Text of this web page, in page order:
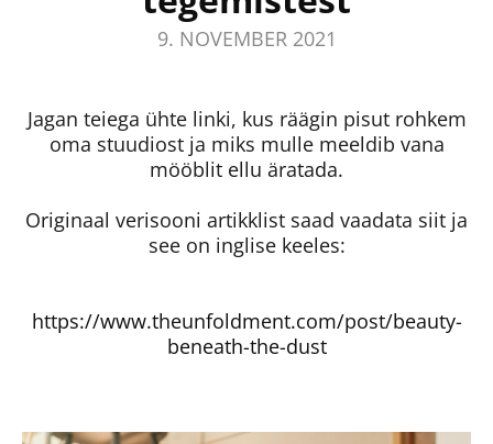
9. NOVEMBER 2021
Jagan teiega ühte linki, kus räägin pisut rohkem
oma stuudiost ja miks mulle meeldib vana
mööblit ellu äratada.
Originaal verisooni artikklist saad vaadata siit ja
see on inglise keeles:
https://www.theunfoldment.com/post/beauty-
beneath-the-dust